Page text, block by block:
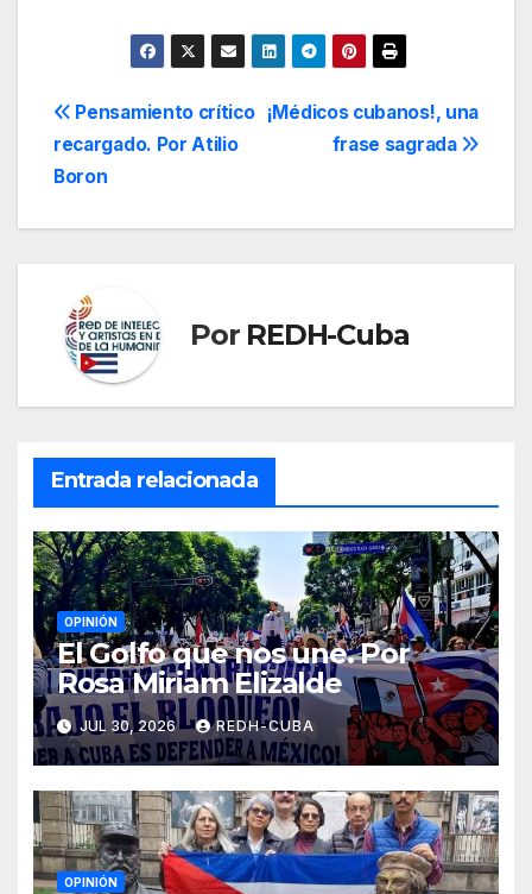
Navegación
de
entradas
¡Médicos cubanos!, una
frase sagrada
Pensamiento crítico
recargado. Por Atilio
Boron
Por REDH-Cuba
Entrada relacionada
OPINIÓN
El Golfo que nos une. Por
Rosa Miriam Elizalde
JUL 30, 2026 REDH-CUBA
OPINIÓN